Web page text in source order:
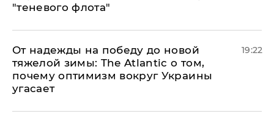
"теневого флота"
От надежды на победу до новой
тяжелой зимы: The Atlantic о том,
почему оптимизм вокруг Украины
угасает
19:22